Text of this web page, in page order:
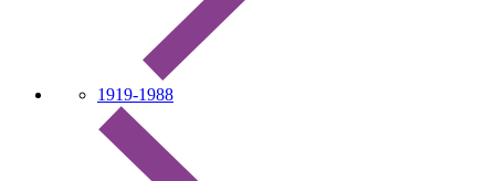
1919-1988